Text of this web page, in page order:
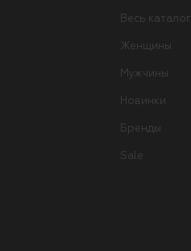
Весь каталог
Женщины
Мужчины
Новинки
Бренды
Sale